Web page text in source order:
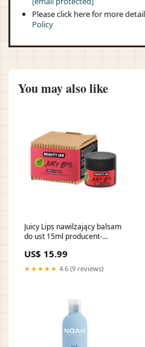
Please click here for more
Policy
You may also like
Juicy Lips nawilżający balsam
do ust 15ml producent-
US$ 15.99
★★★★★ 4.6 (9 reviews)